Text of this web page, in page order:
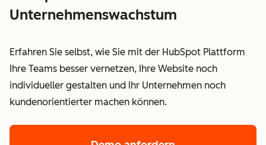
Unternehmenswachstum
Erfahren Sie selbst, wie Sie mit der HubSpot Plattform
Ihre Teams besser vernetzen, Ihre Website noch
individueller gestalten und Ihr Unternehmen noch
kundenorientierter machen können.